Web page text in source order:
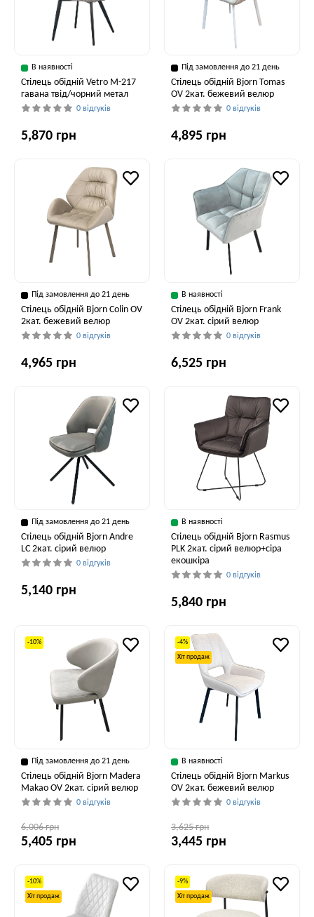
В наявності
Стілець обідній Vetro M-217
гавана твід/чорний метал
0 відгуків
5,870 грн
Під замовлення до 21 день
Стілець обідній Bjorn Tomas
OV 2кат. бежевий велюр
0 відгуків
4,895 грн
Під замовлення до 21 день
Стілець обідній Bjorn Colin OV
2кат. бежевий велюр
0 відгуків
4,965 грн
В наявності
Стілець обідній Bjorn Frank
OV 2кат. сірий велюр
0 відгуків
6,525 грн
Під замовлення до 21 день
Стілець обідній Bjorn Andre
LC 2кат. сірий велюр
0 відгуків
5,140 грн
В наявності
Стілець обідній Bjorn Rasmus
PLK 2кат. сірий велюр+сіра
екошкіра
0 відгуків
5,840 грн
-10%
Під замовлення до 21 день
Стілець обідній Bjorn Madera
Makao OV 2кат. сірий велюр
0 відгуків
6,006 грн
5,405 грн
-4%
Хіт продаж
В наявності
Стілець обідній Bjorn Markus
OV 2кат. бежевий велюр
0 відгуків
3,625 грн
3,445 грн
-10%
Хіт продаж
-9%
Хіт продаж